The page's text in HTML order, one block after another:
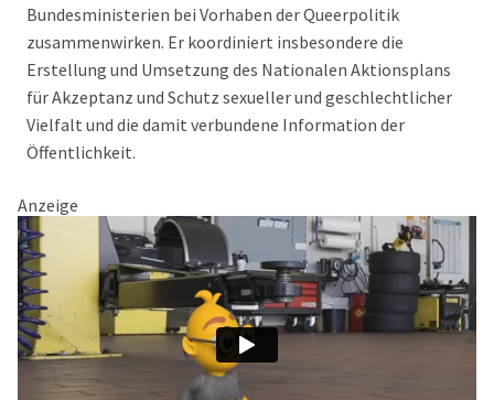
Bundesministerien bei Vorhaben der Queerpolitik
zusammenwirken. Er koordiniert insbesondere die
Erstellung und Umsetzung des Nationalen Aktionsplans
für Akzeptanz und Schutz sexueller und geschlechtlicher
Vielfalt und die damit verbundene Information der
Öffentlichkeit.
Anzeige